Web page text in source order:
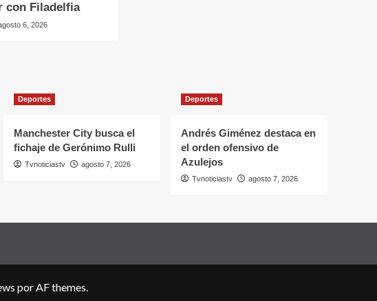
con Filadelfia
6, 2026
Deportes
Manchester City busca el
fichaje de Gerónimo Rulli
Tvnoticiastv agosto 7, 2026
Deportes
Andrés Giménez destaca en
el orden ofensivo de
Azulejos
Tvnoticiastv agosto 7, 2026
por AF themes.